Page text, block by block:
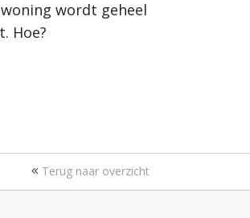
wordt geheel
Hoe?
Terug naar overzicht